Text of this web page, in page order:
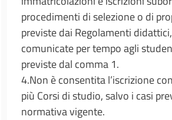
procedimenti di selezione o di
previste dai Regolamenti
comunicate per tempo agli
previste dal comma 1.
4.Non è consentita l’iscrizione
più Corsi di studio, salvo i casi
normativa vigente.